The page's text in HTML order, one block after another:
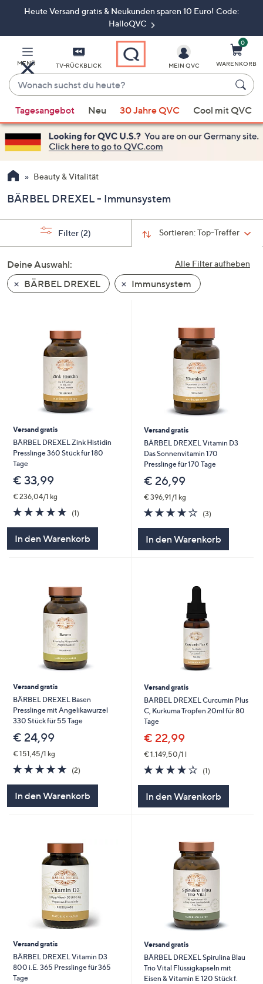
ZumHeute Versand gratis & Neukunden sparen 10 Euro! Code:
HalloQVC
MENÜ TV-RÜCKBLICK
Wonach
suchst
du
heute?
Vorschläge
verfügbar
sind,
verwenden
Sie
Pfeiltasten
nach
und
nach
unten
oder
Geräten
um
diese
anzuzeigen.
MEIN QVC
0
WARENKORB
Tagesangebot Neu 30 Jahre QVC Cool mit QVC
Beauty & Vitalität
BÄRBEL DREXEL - Immunsystem
Sortieren:Top-Treffer
Filter (2)
Alle Filter aufheben
Deine Auswahl:
BÄRBEL DREXEL
Immunsystem
Versand gratis
BÄRBEL DREXEL Zink Histidin
Presslinge 360 Stück für 180
Tage
€ 33,99
€ 236,04/1 kg
5.0
von
(1)1
In den Warenkorb
Versand gratis
BÄRBEL DREXEL Vitamin D3
Das Sonnenvitamin 170
Presslinge für 170 Tage
€ 26,99
€ 396,91/1 kg
3.7
von
(3)3
In den Warenkorb
Versand gratis
BÄRBEL DREXEL Basen
Presslinge mit Angelikawurzel
330 Stück für 55 Tage
€ 24,99
€ 151,45/1 kg
5.0
von
(2)2
In den Warenkorb
Versand gratis
BÄRBEL DREXEL Curcumin Plus
C, Kurkuma Tropfen 20ml für 80
Tage
€ 22,99
€ 1.149,50/1 l
4.0
von
(1)1
In den Warenkorb
Versand gratis
BÄRBEL DREXEL Vitamin D3
800 i.E. 365 Presslinge für 365
Tage
Versand gratis
BÄRBEL DREXEL Spirulina Blau
Trio Vital Flüssigkapseln mit
Eisen & Vitamin E 120 Stück f.